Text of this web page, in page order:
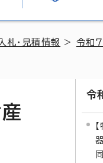
札・見積情報 > 令和7
令